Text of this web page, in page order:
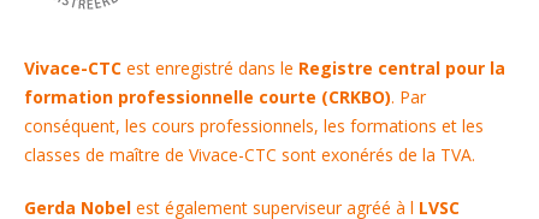
Vivace-CTC est enregistré dans le Registre central pour la
formation professionnelle courte (CRKBO). Par
conséquent, les cours professionnels, les formations et les
classes de maître de Vivace-CTC sont exonérés de la TVA.
Gerda Nobel est également superviseur agréé à l LVSC